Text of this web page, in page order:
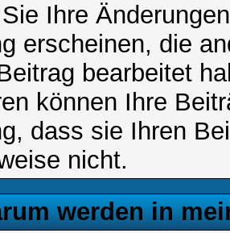
Ihre
erscheinen, die
bearbeitet
können Ihre
dass sie Ihren
nicht.
werden in